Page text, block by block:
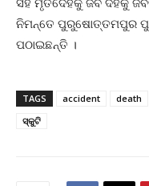
ନିମନ୍ତେ ପୁରୁଷୋତ୍ତମପୁର
ପଠାଇଛନ୍ତି ।
TAGS accident death
ସ୍କୁଟି